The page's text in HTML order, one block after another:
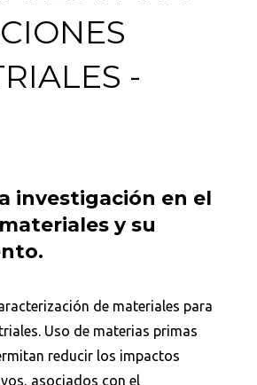
-
investigación en el
y su
de materiales para
Uso de materias primas
reducir los impactos
asociados con el